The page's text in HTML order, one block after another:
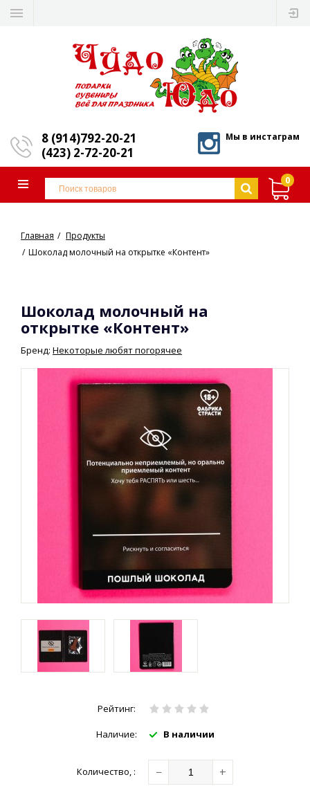
8 (914)792-20-21
(423) 2-72-20-21
Мы в инстаграм
0
Главная
Продукты
Шоколад молочный на открытке «Контент»
Шоколад молочный на
открытке «Контент»
Бренд: Некоторые любят погорячее
Рейтинг:
Наличие: В наличии
Количество, : − +